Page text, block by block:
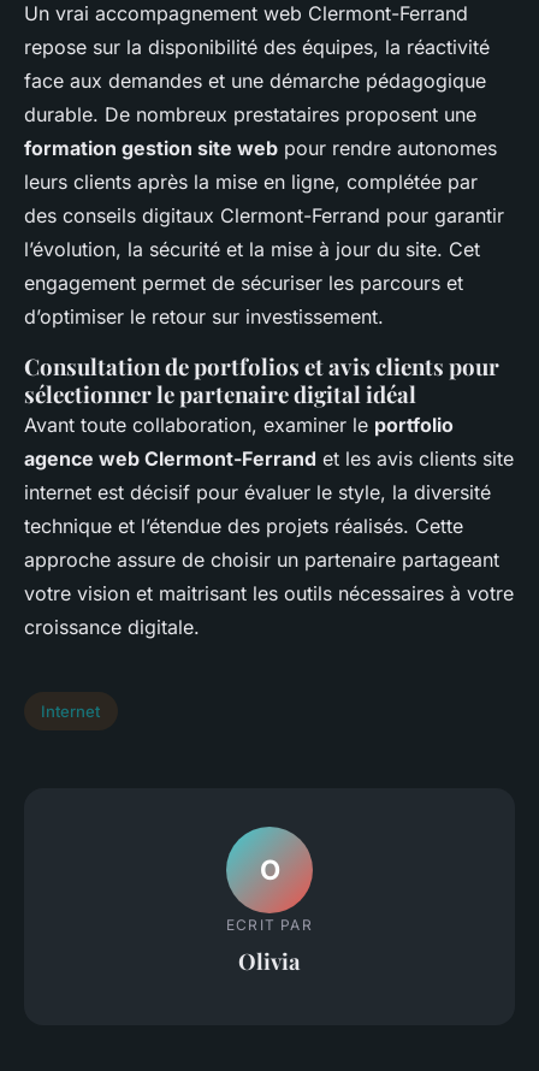
Un vrai accompagnement web Clermont-Ferrand
repose sur la disponibilité des équipes, la réactivité
face aux demandes et une démarche pédagogique
durable. De nombreux prestataires proposent une
formation gestion site web pour rendre autonomes
leurs clients après la mise en ligne, complétée par
des conseils digitaux Clermont-Ferrand pour garantir
l’évolution, la sécurité et la mise à jour du site. Cet
engagement permet de sécuriser les parcours et
d’optimiser le retour sur investissement.
Consultation de portfolios et avis clients pour
sélectionner le partenaire digital idéal
Avant toute collaboration, examiner le portfolio
agence web Clermont-Ferrand et les avis clients site
internet est décisif pour évaluer le style, la diversité
technique et l’étendue des projets réalisés. Cette
approche assure de choisir un partenaire partageant
votre vision et maitrisant les outils nécessaires à votre
croissance digitale.
Internet
O
ECRIT PAR
Olivia